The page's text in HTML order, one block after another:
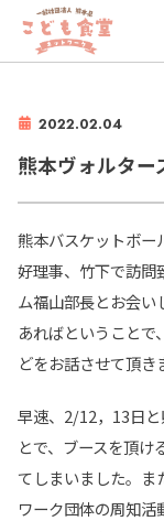
2022.02.04
熊本ヴォルター
熊本バスケットボ
好理事、竹下で訪問
ム福山部長とお会い
あればということ
どをお話させて頂き
早速、2/12，13日
とで、ブースを頂
てしまいました。ま
ワーク団体の周知